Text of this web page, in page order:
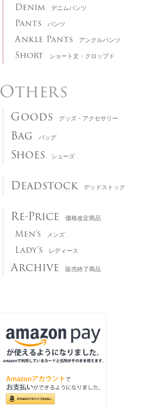
Denim デニムパンツ
Pants パンツ
Ankle Pants アンクルパンツ
Short ショート丈・クロップド
Others
Goods グッズ・アクセサリー
Bag バッグ
Shoes シューズ
Deadstock デッドストック
Re-Price 価格改定商品
Men's メンズ
Lady's レディース
Archive 販売終了商品